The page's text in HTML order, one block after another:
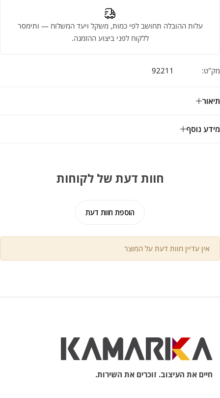
עלות ההובלה תחושב לפי כמות, משקל ויעד המשלוח — ותימסר
ללקוח לפני ביצוע ההזמנה.
מק"ט: 92211
תיאור
מידע נוסף
חוות דעת של לקוחות
הוספת חוות דעת
אין עדיין חוות דעת על המוצר
חיים את העיצוב. זוכרים את השירות.